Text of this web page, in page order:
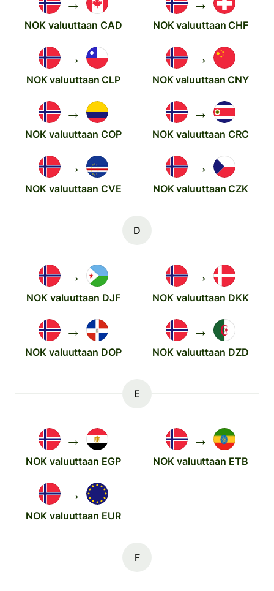
NOK valuuttaan CAD NOK valuuttaan CHF
→
NOK valuuttaan CLP
→
NOK valuuttaan CNY
→
NOK valuuttaan COP
→
NOK valuuttaan CRC
→
NOK valuuttaan CVE
→
NOK valuuttaan CZK
D
→
NOK valuuttaan DJF
→
NOK valuuttaan DKK
→
NOK valuuttaan DOP
→
NOK valuuttaan DZD
E
→
NOK valuuttaan EGP
→
NOK valuuttaan ETB
→
NOK valuuttaan EUR
F